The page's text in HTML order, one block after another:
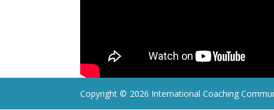
Copyright © 2026 International Coaching